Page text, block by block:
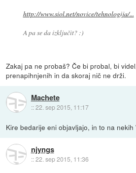
http://www.siol.net/novice/tehnologija/...
A pa se da izključit? :)
Zakaj pa ne probaš? Če bi probal, bi
prenapihnjenih in da skoraj nič ne drži.
Machete
::22. sep 2015, 11:17
Kire bedarije eni objavljajo, in to na
njyngs
::22. sep 2015, 11:36